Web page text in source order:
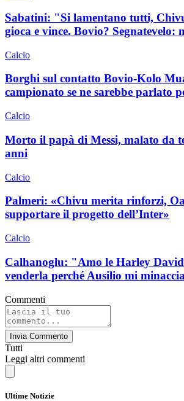
Sabatini: "Si lamentano tutti,
gioca e vince. Bovio? Segnatevelo:
Calcio
Borghi sul contatto Bovio-Kolo
campionato se ne sarebbe parlato
Calcio
Morto il papà di Messi, malato da
anni
Calcio
Palmeri: «Chivu merita rinforzi,
supportare il progetto dell’Inter»
Calcio
Calhanoglu: "Amo le Harley
venderla perché Ausilio mi
Commenti
Invia Commento
Tutti
Leggi altri commenti
Ultime Notizie